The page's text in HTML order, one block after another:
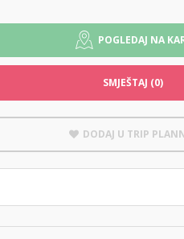
POGLEDAJ NA
SMJEŠTAJ (0)
DODAJ U TRIP